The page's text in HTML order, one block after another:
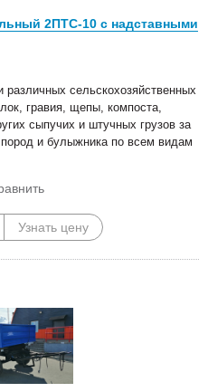
2ПТС-10 с надставными
различных сельскохозяйственных
гравия, щепы, компоста,
сыпучих и штучных грузов за
и булыжника по всем видам
Узнать цену